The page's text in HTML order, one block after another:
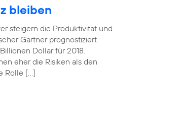
bleiben
steigern die Produktivität und
Gartner prognostiziert
Dollar für 2018.
eher die Risiken als den
Rolle […]